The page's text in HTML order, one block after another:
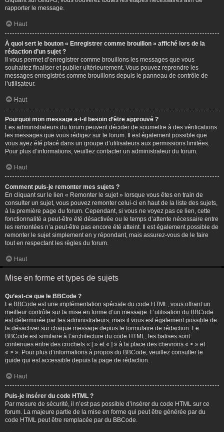
rapporter le message.
Haut
À quoi sert le bouton « Enregistrer comme brouillon » affiché lors de la
rédaction d’un sujet ?
Il vous permet d’enregistrer comme brouillons les messages que vous
souhaitez finaliser et publier ultérieurement. Vous pouvez reprendre les
messages enregistrés comme brouillons depuis le panneau de contrôle de
l’utilisateur.
Haut
Pourquoi mon message a-t-il besoin d’être approuvé ?
Les administrateurs du forum peuvent décider de soumettre à des vérifications
les messages que vous rédigez sur le forum. Il est également possible que
vous ayez été placé dans un groupe d’utilisateurs aux permissions limitées.
Pour plus d’informations, veuillez contacter un administrateur du forum.
Haut
Comment puis-je remonter mes sujets ?
En cliquant sur le lien « Remonter le sujet » lorsque vous êtes en train de
consulter un sujet, vous pouvez remonter celui-ci en haut de la liste des sujets,
à la première page du forum. Cependant, si vous ne voyez pas ce lien, cette
fonctionnalité a peut-être été désactivée ou le temps d’attente nécessaire entre
les remontées n’a peut-être pas encore été atteint. Il est également possible de
remonter le sujet simplement en y répondant, mais assurez-vous de le faire
tout en respectant les règles du forum.
Haut
Mise en forme et types de sujets
Qu’est-ce que le BBCode ?
Le BBCode est une implémentation spéciale du code HTML, vous offrant un
meilleur contrôle sur la mise en forme d’un message. L’utilisation du BBCode
est déterminée par les administrateurs, mais il vous est également possible de
la désactiver sur chaque message depuis le formulaire de rédaction. Le
BBCode est similaire à l’architecture du code HTML, les balises sont
contenues entre des crochets « [ » et « ] » à la place des chevrons « < » et
« > ». Pour plus d’informations à propos du BBCode, veuillez consulter le
guide qui est accessible depuis la page de rédaction.
Haut
Puis-je insérer du code HTML ?
Par mesure de sécurité, il n’est pas possible d’insérer du code HTML sur ce
forum. La majeure partie de la mise en forme qui peut être générée par du
code HTML peut être remplacée par du BBCode.